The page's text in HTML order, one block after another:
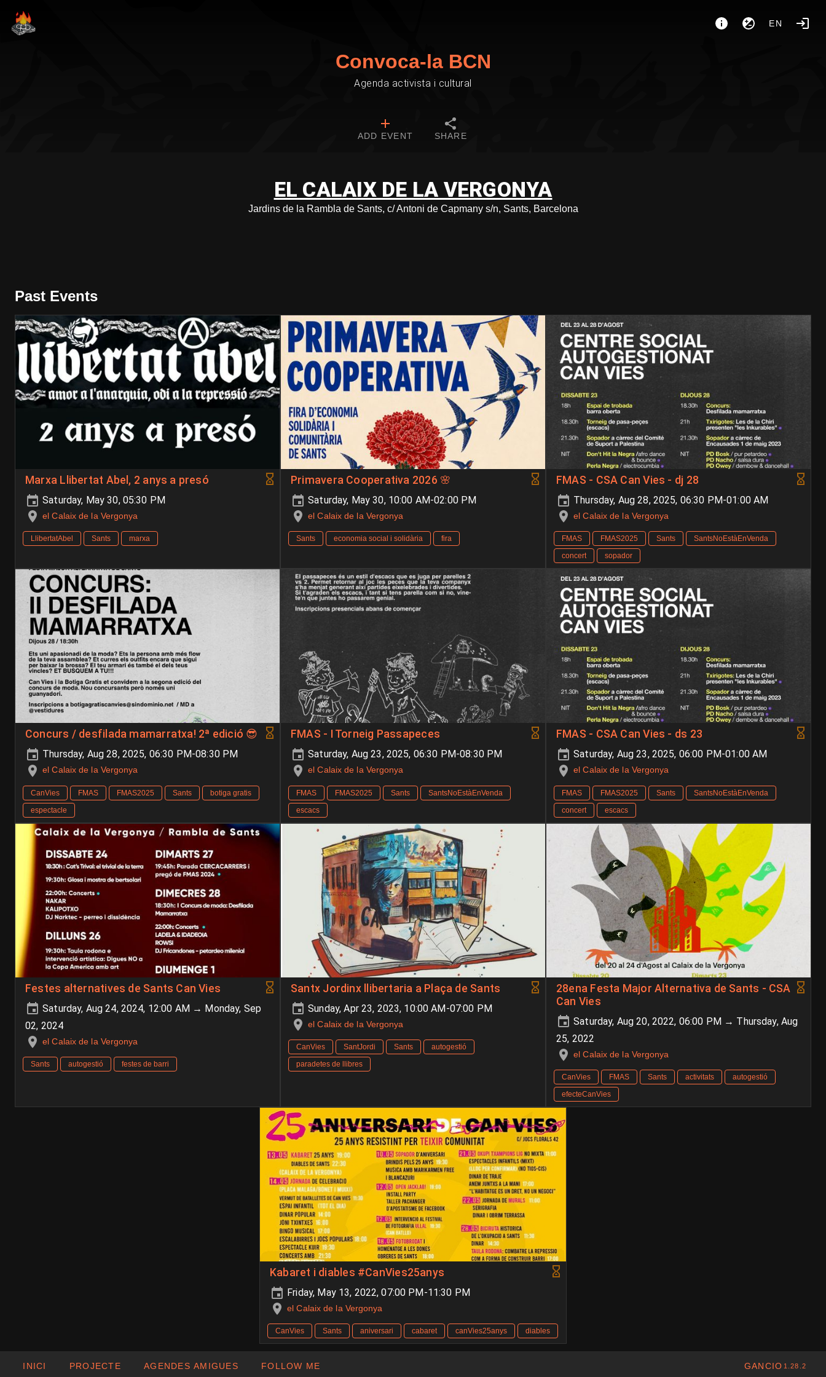
EN
Convoca-la BCN
Agenda activista i cultural
ADD EVENT SHARE
EL CALAIX DE LA VERGONYA
Jardins de la Rambla de Sants, c/ Antoni de Capmany s/n, Sants, Barcelona
Past Events
Marxa Llibertat Abel, 2 anys a presó
Saturday, May 30, 05:30 PM
el Calaix de la Vergonya
LlibertatAbel Sants marxa
Primavera Cooperativa 2026 🌸
Saturday, May 30, 10:00 AM-02:00 PM
el Calaix de la Vergonya
Sants economia social i solidària fira
FMAS - CSA Can Vies - dj 28
Thursday, Aug 28, 2025, 06:30 PM-01:00 AM
el Calaix de la Vergonya
FMAS FMAS2025 Sants
SantsNoEstàEnVenda
concert
sopador
Concurs / desfilada mamarratxa! 2ª edició 😎
Thursday, Aug 28, 2025, 06:30 PM-08:30 PM
el Calaix de la Vergonya
CanVies FMAS FMAS2025 Sants
botiga gratis
espectacle
FMAS - I Torneig Passapeces
Saturday, Aug 23, 2025, 06:30 PM-08:30 PM
el Calaix de la Vergonya
FMAS FMAS2025 Sants
SantsNoEstàEnVenda
escacs
FMAS - CSA Can Vies - ds 23
Saturday, Aug 23, 2025, 06:00 PM-01:00 AM
el Calaix de la Vergonya
FMAS FMAS2025 Sants
SantsNoEstàEnVenda
concert
escacs
Festes alternatives de Sants Can Vies
Saturday, Aug 24, 2024, 12:00 AM → Monday, Sep
02, 2024
el Calaix de la Vergonya
Sants autogestió festes de barri
Santx Jordinx llibertaria a Plaça de Sants
Sunday, Apr 23, 2023, 10:00 AM-07:00 PM
el Calaix de la Vergonya
CanVies SantJordi Sants
autogestió
paradetes de llibres
28ena Festa Major Alternativa de Sants - CSA
Can Vies
Saturday, Aug 20, 2022, 06:00 PM → Thursday, Aug
25, 2022
el Calaix de la Vergonya
CanVies FMAS Sants activitats
autogestió
efecteCanVies
Kabaret i diables #CanVies25anys
Friday, May 13, 2022, 07:00 PM-11:30 PM
el Calaix de la Vergonya
CanVies Sants aniversari cabaret canVies25anys diables
INICI PROJECTE AGENDES AMIGUES FOLLOW ME GANCIO 1.28.2